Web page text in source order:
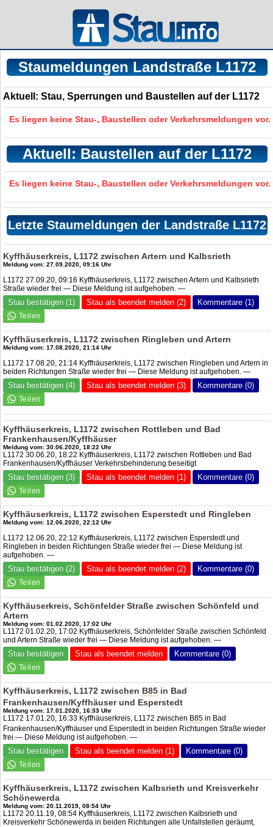
Staumeldungen Landstraße L1172
Aktuell: Stau, Sperrungen und Baustellen auf der L1172
Es liegen keine Stau-, Baustellen oder Verkehrsmeldungen vor.
Aktuell: Baustellen auf der L1172
Es liegen keine Stau-, Baustellen oder Verkehrsmeldungen vor.
Letzte Staumeldungen der Landstraße L1172
Kyffhäuserkreis, L1172 zwischen Artern und Kalbsrieth
Meldung vom: 27.09.2020, 09:16 Uhr
L1172 27.09.20, 09:16 Kyffhäuserkreis, L1172 zwischen Artern und Kalbsrieth
Straße wieder frei — Diese Meldung ist aufgehoben. —
Stau bestätigen (1) Stau als beendet melden (2) Kommentare (1)
Kyffhäuserkreis, L1172 zwischen Ringleben und Artern
Meldung vom: 17.08.2020, 21:14 Uhr
L1172 17.08.20, 21:14 Kyffhäuserkreis, L1172 zwischen Ringleben und Artern in
beiden Richtungen Straße wieder frei — Diese Meldung ist aufgehoben. —
Stau bestätigen (4) Stau als beendet melden (3) Kommentare (0)
Kyffhäuserkreis, L1172 zwischen Rottleben und Bad
Frankenhausen/Kyffhäuser
Meldung vom: 30.06.2020, 18:22 Uhr
L1172 30.06.20, 18:22 Kyffhäuserkreis, L1172 zwischen Rottleben und Bad
Frankenhausen/Kyffhäuser Verkehrsbehinderung beseitigt
Stau bestätigen (3) Stau als beendet melden (1) Kommentare (0)
Kyffhäuserkreis, L1172 zwischen Esperstedt und Ringleben
Meldung vom: 12.06.2020, 22:12 Uhr
L1172 12.06.20, 22:12 Kyffhäuserkreis, L1172 zwischen Esperstedt und
Ringleben in beiden Richtungen Straße wieder frei — Diese Meldung ist
aufgehoben. —
Stau bestätigen (2) Stau als beendet melden (2) Kommentare (0)
Kyffhäuserkreis, Schönfelder Straße zwischen Schönfeld und
Artern
Meldung vom: 01.02.2020, 17:02 Uhr
L1172 01.02.20, 17:02 Kyffhäuserkreis, Schönfelder Straße zwischen Schönfeld
und Artern Straße wieder frei — Diese Meldung ist aufgehoben. —
Stau bestätigen Stau als beendet melden Kommentare (0)
Kyffhäuserkreis, L1172 zwischen B85 in Bad
Frankenhausen/Kyffhäuser und Esperstedt
Meldung vom: 17.01.2020, 16:33 Uhr
L1172 17.01.20, 16:33 Kyffhäuserkreis, L1172 zwischen B85 in Bad
Frankenhausen/Kyffhäuser und Esperstedt in beiden Richtungen Straße wieder
frei — Diese Meldung ist aufgehoben. —
Stau bestätigen Stau als beendet melden (1) Kommentare (0)
Kyffhäuserkreis, L1172 zwischen Kalbsrieth und Kreisverkehr
Schönewerda
Meldung vom: 20.11.2019, 08:54 Uhr
L1172 20.11.19, 08:54 Kyffhäuserkreis, L1172 zwischen Kalbsrieth und
Kreisverkehr Schönewerda in beiden Richtungen alle Unfallstellen geräumt,